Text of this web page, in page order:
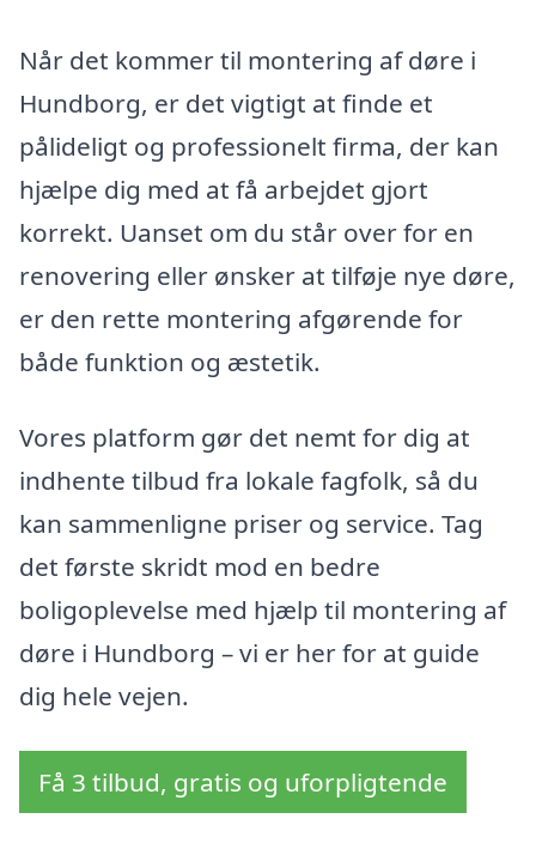
Når det kommer til montering af døre i
Hundborg, er det vigtigt at finde et
pålideligt og professionelt firma, der kan
hjælpe dig med at få arbejdet gjort
korrekt. Uanset om du står over for en
renovering eller ønsker at tilføje nye døre,
er den rette montering afgørende for
både funktion og æstetik.
Vores platform gør det nemt for dig at
indhente tilbud fra lokale fagfolk, så du
kan sammenligne priser og service. Tag
det første skridt mod en bedre
boligoplevelse med hjælp til montering af
døre i Hundborg – vi er her for at guide
dig hele vejen.
Få 3 tilbud, gratis og uforpligtende